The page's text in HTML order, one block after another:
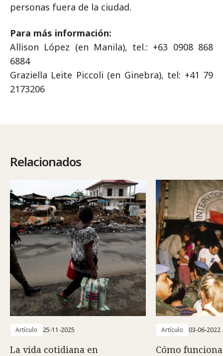
personas fuera de la ciudad.
Para más información:
Allison López (en Manila), tel.: +63 0908 868
6884
Graziella Leite Piccoli (en Ginebra), tel: +41 79
2173206
Relacionados
Artículo 25-11-2025
La vida cotidiana en
Artículo 03-06-2022
Cómo